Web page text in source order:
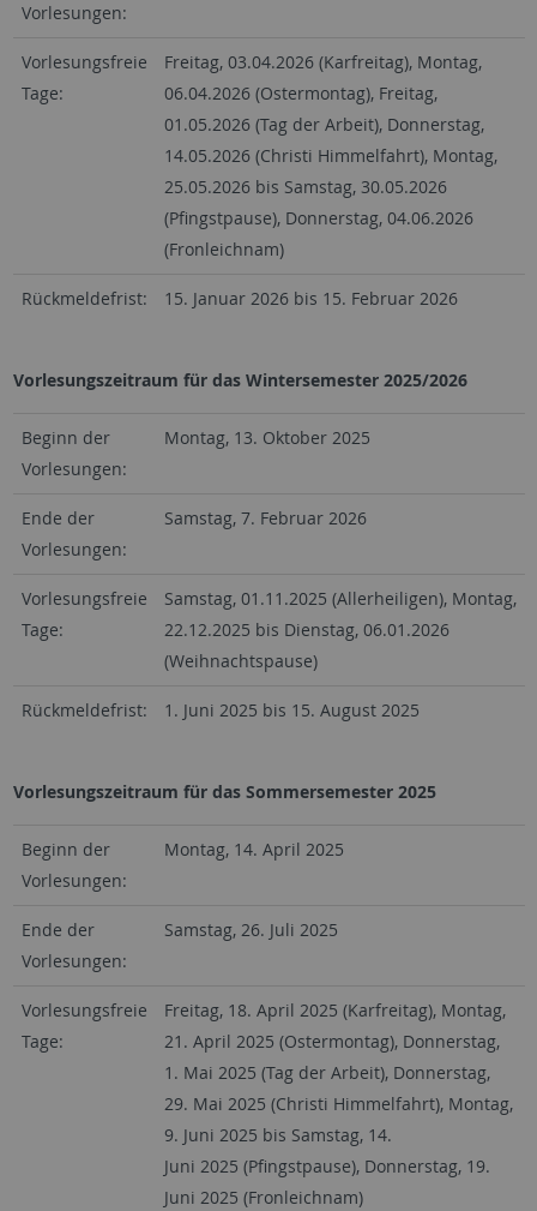
Vorlesungen:
Vorlesungsfreie
Tage:
Freitag, 03.04.2026 (Karfreitag), Montag,
06.04.2026 (Ostermontag), Freitag,
01.05.2026 (Tag der Arbeit), Donnerstag,
14.05.2026 (Christi Himmelfahrt), Montag,
25.05.2026 bis Samstag, 30.05.2026
(Pfingstpause), Donnerstag, 04.06.2026
(Fronleichnam)
Rückmeldefrist: 15. Januar 2026 bis 15. Februar 2026
Vorlesungszeitraum für das Wintersemester 2025/2026
Beginn der
Vorlesungen:
Montag, 13. Oktober 2025
Ende der
Vorlesungen:
Samstag, 7. Februar 2026
Vorlesungsfreie
Tage:
Samstag, 01.11.2025 (Allerheiligen), Montag,
22.12.2025 bis Dienstag, 06.01.2026
(Weihnachtspause)
Rückmeldefrist: 1. Juni 2025 bis 15. August 2025
Vorlesungszeitraum für das Sommersemester 2025
Beginn der
Vorlesungen:
Montag, 14. April 2025
Ende der
Vorlesungen:
Samstag, 26. Juli 2025
Vorlesungsfreie
Tage:
Freitag, 18. April 2025 (Karfreitag), Montag,
21. April 2025 (Ostermontag), Donnerstag,
1. Mai 2025 (Tag der Arbeit), Donnerstag,
29. Mai 2025 (Christi Himmelfahrt), Montag,
9. Juni 2025 bis Samstag, 14.
Juni 2025 (Pfingstpause), Donnerstag, 19.
Juni 2025 (Fronleichnam)